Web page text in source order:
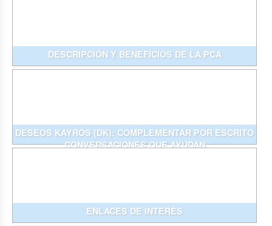
DESCRIPCIÓN Y BENEFICIOS DE LA PCA
DESEOS KAYRÓS (DK): COMPLEMENTAR POR ESCRITO
CONVERSACIONES QUE AYUDAN
ENLACES DE INTERÉS